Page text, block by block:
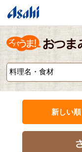
新しい順